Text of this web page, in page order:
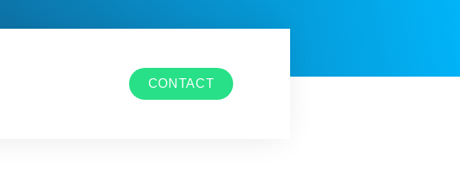
CONTACT